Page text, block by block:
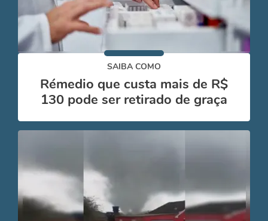
SAIBA COMO
Rémedio que custa mais de R$
130 pode ser retirado de graça